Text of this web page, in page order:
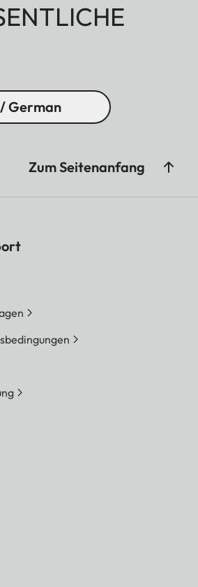
German
Zum Seitenanfang